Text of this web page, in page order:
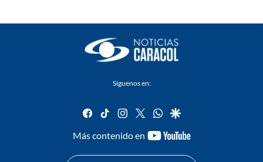
Síguenos en:
facebook
tiktok instagram
twitterwhatsapp
google
Más contenido en
youtube-